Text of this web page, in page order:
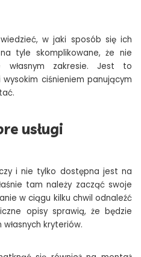
w jaki sposób się ich
tyle skomplikowane, że nie
własnym zakresie. Jest to
ciśnieniem panującym
usługi
i nie tylko dostępna jest na
tam należy zacząć swoje
w ciągu kilku chwil odnaleźć
opisy sprawią, że będzie
kryteriów.